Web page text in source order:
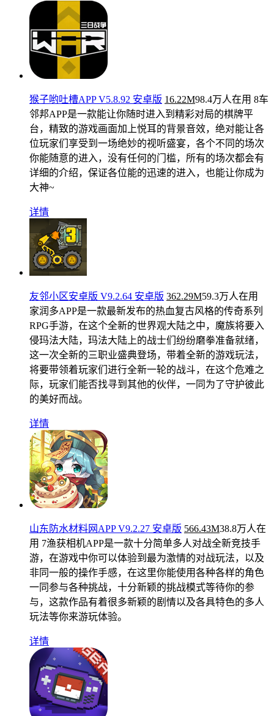
猴子哟吐槽APP V5.8.92 安卓版 16.22M98.4万人在用 8车
邻邦APP是一款能让你随时进入到精彩对局的棋牌平
台，精致的游戏画面加上悦耳的背景音效，绝对能让各
位玩家们享受到一场绝妙的视听盛宴，各个不同的场次
你能随意的进入，没有任何的门槛，所有的场次都会有
详细的介绍，保证各位能的迅速的进入，也能让你成为
大神~
详情
友邻小区安卓版 V9.2.64 安卓版 362.29M59.3万人在用
家润多APP是一款最新发布的热血复古风格的传奇系列
RPG手游，在这个全新的世界观大陆之中，魔族将要入
侵玛法大陆，玛法大陆上的战士们纷纷磨拳准备就绪，
这一次全新的三职业盛典登场，带着全新的游戏玩法，
将要带领着玩家们进行全新一轮的战斗，在这个危难之
际，玩家们能否找寻到其他的伙伴，一同为了守护彼此
的美好而战。
详情
山东防水材料网APP V9.2.27 安卓版 566.43M38.8万人在
用 7渔获相机APP是一款十分简单多人对战全新竞技手
游，在游戏中你可以体验到最为激情的对战玩法，以及
非同一般的操作手感，在这里你能使用各种各样的角色
一同参与各种挑战，十分新颖的挑战模式等待你的参
与，这款作品有着很多新颖的剧情以及各具特色的多人
玩法等你来游玩体验。
详情